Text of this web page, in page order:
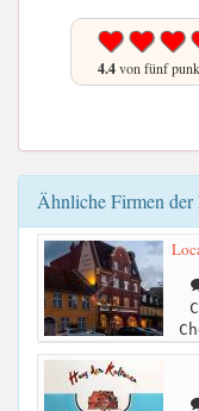
4.4von fünf
Ähnliche Firmen der